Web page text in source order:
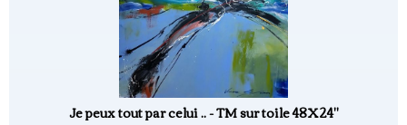
Je peux tout par celui .. - TM sur toile 48X24"